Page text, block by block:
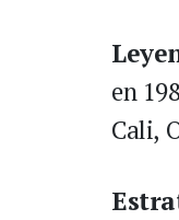
en
Cali,